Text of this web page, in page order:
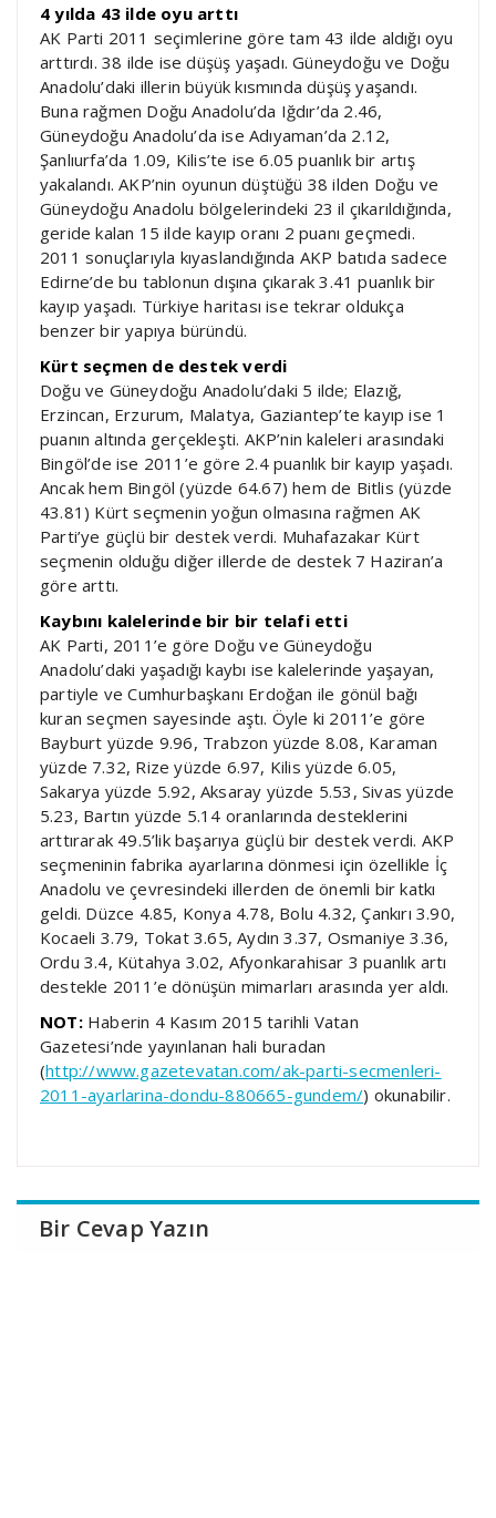
4 yılda 43 ilde oyu arttı
AK Parti 2011 seçimlerine göre tam 43 ilde aldığı oyu
arttırdı. 38 ilde ise düşüş yaşadı. Güneydoğu ve Doğu
Anadolu’daki illerin büyük kısmında düşüş yaşandı.
Buna rağmen Doğu Anadolu’da Iğdır’da 2.46,
Güneydoğu Anadolu’da ise Adıyaman’da 2.12,
Şanlıurfa’da 1.09, Kilis’te ise 6.05 puanlık bir artış
yakalandı. AKP’nin oyunun düştüğü 38 ilden Doğu ve
Güneydoğu Anadolu bölgelerindeki 23 il çıkarıldığında,
geride kalan 15 ilde kayıp oranı 2 puanı geçmedi.
2011 sonuçlarıyla kıyaslandığında AKP batıda sadece
Edirne’de bu tablonun dışına çıkarak 3.41 puanlık bir
kayıp yaşadı. Türkiye haritası ise tekrar oldukça
benzer bir yapıya büründü.
Kürt seçmen de destek verdi
Doğu ve Güneydoğu Anadolu’daki 5 ilde; Elazığ,
Erzincan, Erzurum, Malatya, Gaziantep’te kayıp ise 1
puanın altında gerçekleşti. AKP’nin kaleleri arasındaki
Bingöl’de ise 2011’e göre 2.4 puanlık bir kayıp yaşadı.
Ancak hem Bingöl (yüzde 64.67) hem de Bitlis (yüzde
43.81) Kürt seçmenin yoğun olmasına rağmen AK
Parti’ye güçlü bir destek verdi. Muhafazakar Kürt
seçmenin olduğu diğer illerde de destek 7 Haziran’a
göre arttı.
Kaybını kalelerinde bir bir telafi etti
AK Parti, 2011’e göre Doğu ve Güneydoğu
Anadolu’daki yaşadığı kaybı ise kalelerinde yaşayan,
partiyle ve Cumhurbaşkanı Erdoğan ile gönül bağı
kuran seçmen sayesinde aştı. Öyle ki 2011’e göre
Bayburt yüzde 9.96, Trabzon yüzde 8.08, Karaman
yüzde 7.32, Rize yüzde 6.97, Kilis yüzde 6.05,
Sakarya yüzde 5.92, Aksaray yüzde 5.53, Sivas yüzde
5.23, Bartın yüzde 5.14 oranlarında desteklerini
arttırarak 49.5’lik başarıya güçlü bir destek verdi. AKP
seçmeninin fabrika ayarlarına dönmesi için özellikle İç
Anadolu ve çevresindeki illerden de önemli bir katkı
geldi. Düzce 4.85, Konya 4.78, Bolu 4.32, Çankırı 3.90,
Kocaeli 3.79, Tokat 3.65, Aydın 3.37, Osmaniye 3.36,
Ordu 3.4, Kütahya 3.02, Afyonkarahisar 3 puanlık artı
destekle 2011’e dönüşün mimarları arasında yer aldı.
NOT:Haberin 4 Kasım 2015 tarihli Vatan
Gazetesi’nde yayınlanan hali buradan
(http://www.gazetevatan.com/ak-parti-secmenleri-
2011-ayarlarina-dondu-880665-gundem/) okunabilir.
Bir Cevap Yazın